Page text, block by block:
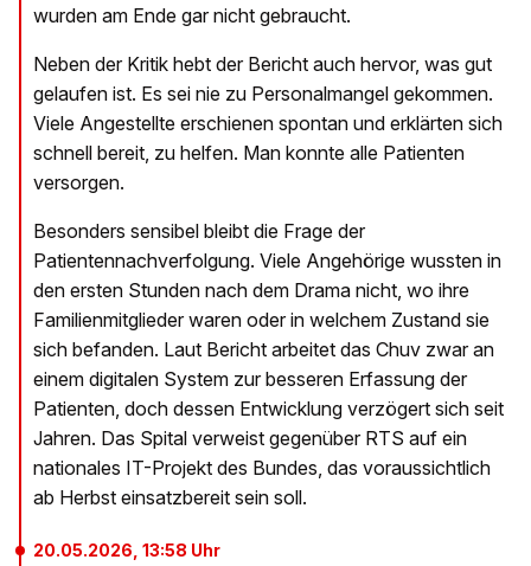
wurden am Ende gar nicht gebraucht.
Neben der Kritik hebt der Bericht auch hervor, was gut
gelaufen ist. Es sei nie zu Personalmangel gekommen.
Viele Angestellte erschienen spontan und erklärten sich
schnell bereit, zu helfen. Man konnte alle Patienten
versorgen.
Besonders sensibel bleibt die Frage der
Patientennachverfolgung. Viele Angehörige wussten in
den ersten Stunden nach dem Drama nicht, wo ihre
Familienmitglieder waren oder in welchem Zustand sie
sich befanden. Laut Bericht arbeitet das Chuv zwar an
einem digitalen System zur besseren Erfassung der
Patienten, doch dessen Entwicklung verzögert sich seit
Jahren. Das Spital verweist gegenüber RTS auf ein
nationales IT-Projekt des Bundes, das voraussichtlich
ab Herbst einsatzbereit sein soll.
20.05.2026, 13:58 Uhr